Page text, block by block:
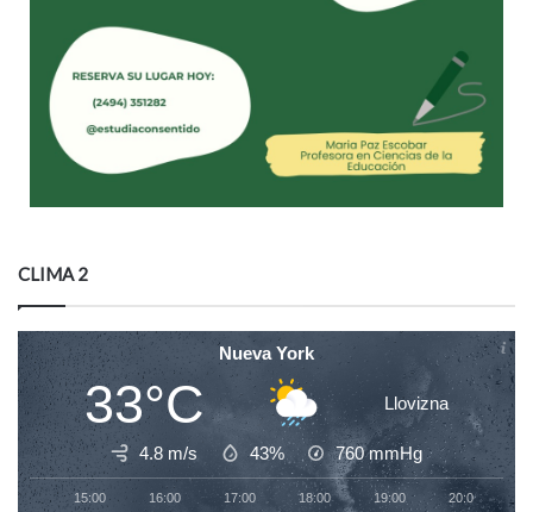
CLIMA 2
Nueva York
33°C Llovizna
4.8 m/s 43% 760mmHg
15:00 16:00 17:00 18:00 19:00 20:00